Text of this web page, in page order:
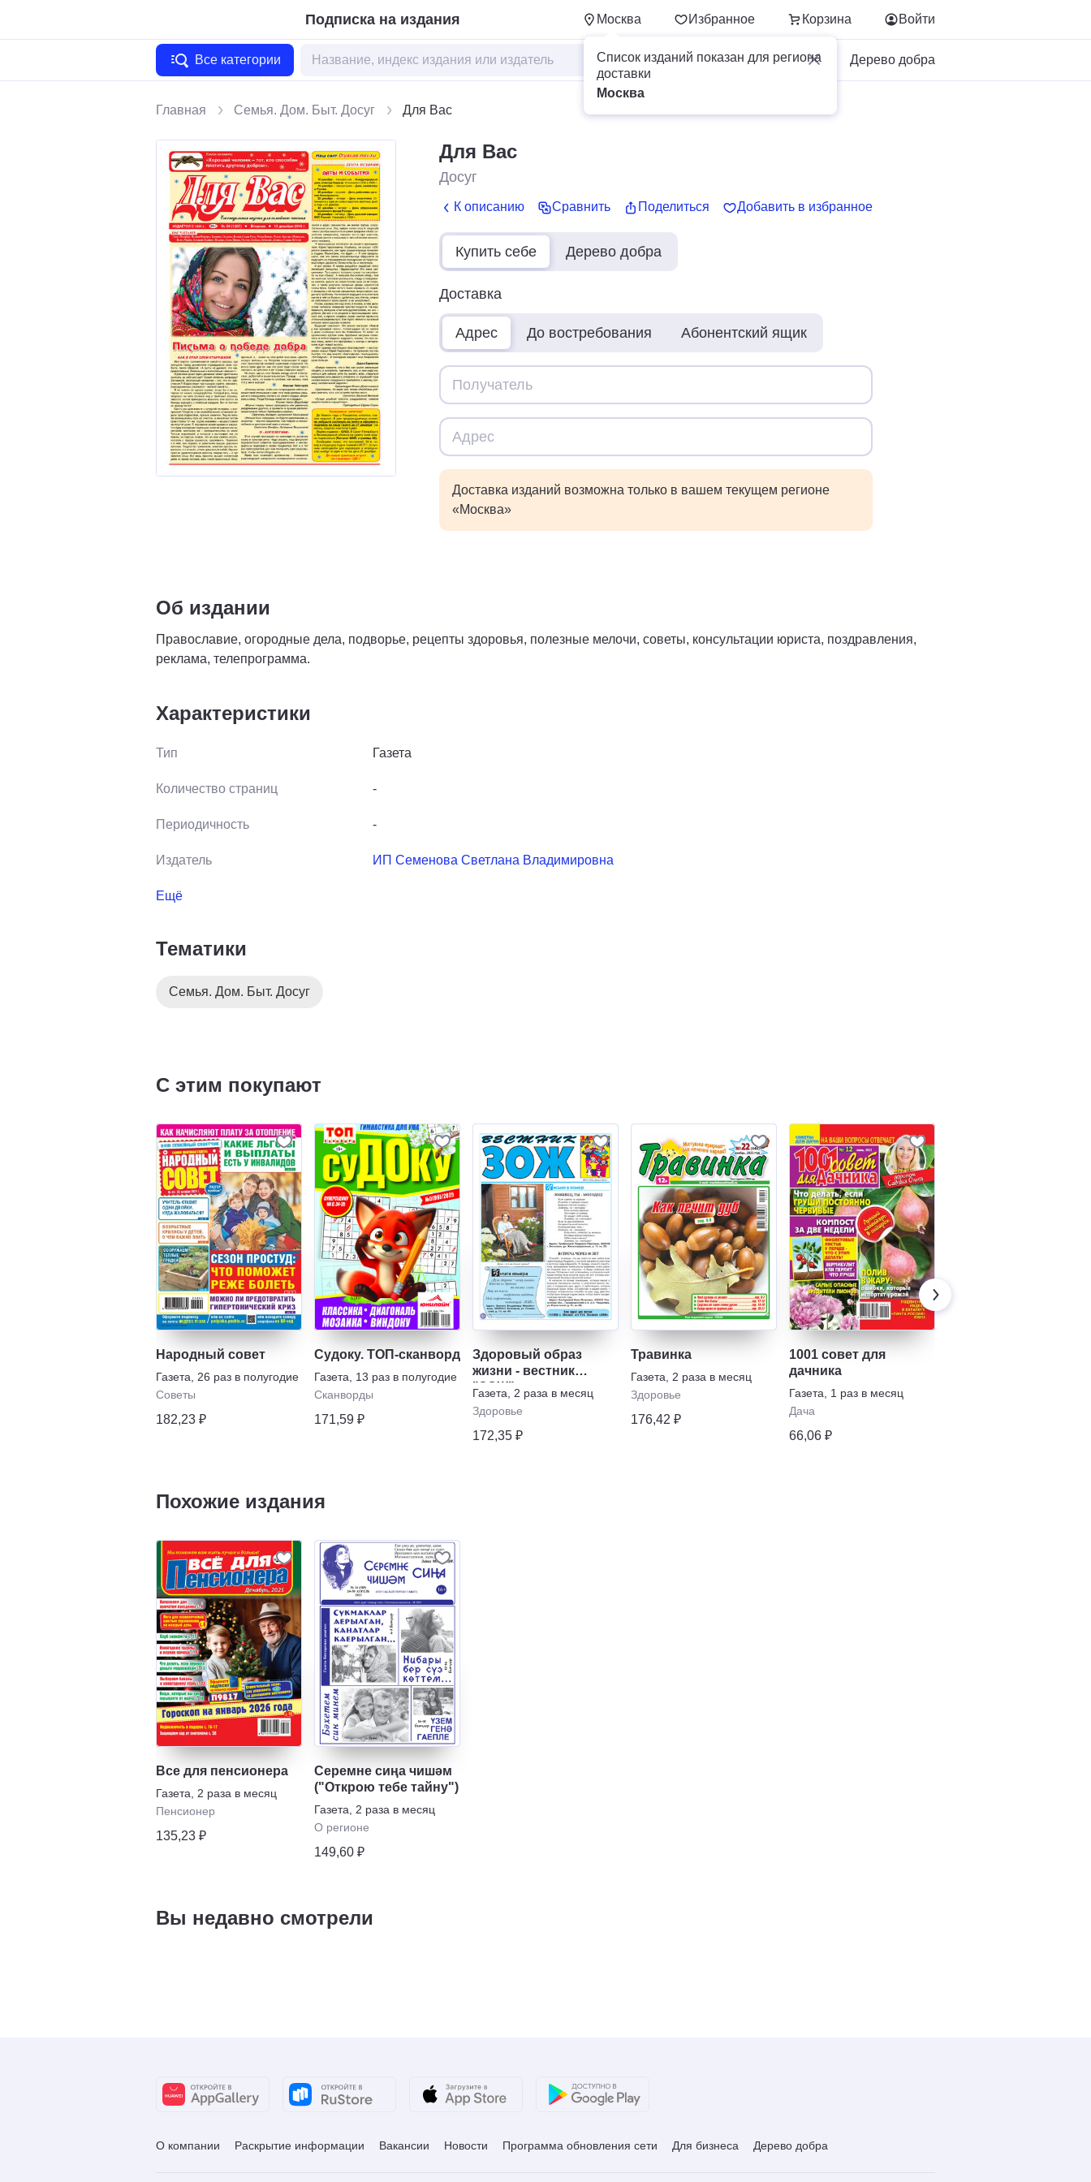
Подписка на издания Москва Избранное Корзина
Список изданий показан для региона
доставки
Москва
Войти
Все категории Для бизнеса Дерево добра
Главная Семья. Дом. Быт. Досуг Для Вас
Для Вас
Досуг
К описанию Сравнить Поделиться Добавить в избранное
Купить себе Дерево добра
Доставка
Адрес До востребования Абонентский ящик
Доставка изданий возможна только в вашем текущем регионе
«Москва»
Об издании
Православие, огородные дела, подворье, рецепты здоровья, полезные мелочи, советы, консультации юриста, поздравления,
реклама, телепрограмма.
Характеристики
Тип Газета
Количество страниц -
Периодичность -
Издатель ИП Семенова Светлана Владимировна
Ещё
Тематики
Семья. Дом. Быт. Досуг
С этим покупают
Народный совет
Газета
26 раз в полугодие
Советы
182,23 ₽
Судоку. ТОП-сканворд
Газета
13 раз в полугодие
Сканворды
171,59 ₽
Здоровый образ
жизни - вестник
"ЗОЖ"
Газета
2 раза в месяц
Здоровье
172,35 ₽
Травинка
Газета
2 раза в месяц
Здоровье
176,42 ₽
1001 совет для
дачника
Газета
1 раз в месяц
Дача
66,06 ₽
Похожие издания
Все для пенсионера
Газета
2 раза в месяц
Пенсионер
135,23 ₽
Серемне сиңа чишәм
("Открою тебе тайну")
Газета
2 раза в месяц
О регионе
149,60 ₽
Вы недавно смотрели
О компании Раскрытие информации Вакансии Новости Программа обновления сети Для бизнеса Дерево добра